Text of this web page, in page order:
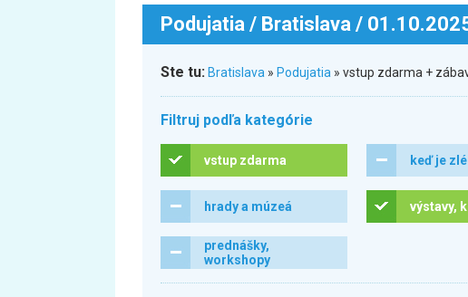
Podujatia / Bratislava /
Ste tu: Bratislava » Podujatia » vstup zdarma +
Filtruj podľa kategórie
vstup zdarma keď je
hrady a múzeá výstavy,
prednášky,
workshopy